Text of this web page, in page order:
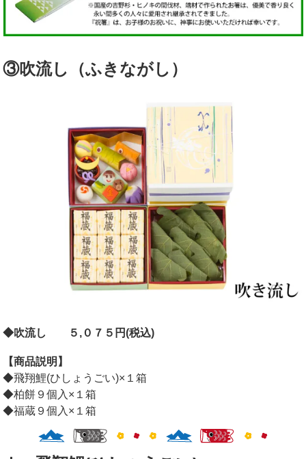
③吹流し（ふきながし）
◆吹流し ５,０７５円(税込)
【商品説明】
◆飛翔鯉(ひしょうごい)×１箱
◆柏餅９個入×１箱
◆福蔵９個入×１箱